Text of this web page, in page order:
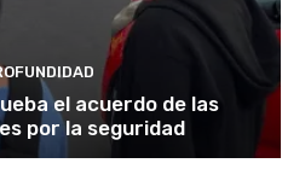
el acuerdo de las
por la seguridad